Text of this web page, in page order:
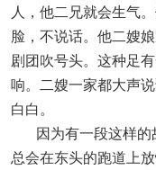
人，他二兄就会生气
脸，不说话。他二嫂
剧团吹号头。这种足
响。二嫂一家都大声
白白。
因为有一段这样的
总会在东头的跑道上